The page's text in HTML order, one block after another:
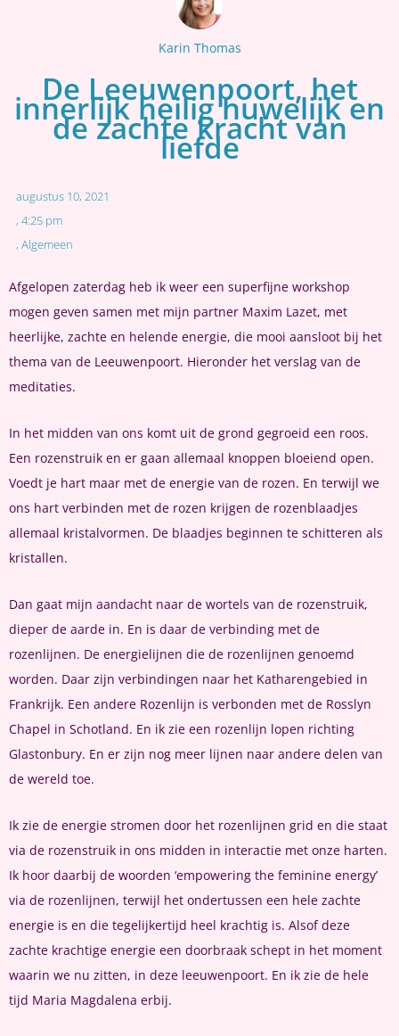
Karin Thomas
De Leeuwenpoort, het
innerlijk heilig huwelijk en
de zachte kracht van
liefde
augustus 10, 2021
, 4:25 pm
, Algemeen
Afgelopen zaterdag heb ik weer een superfijne workshop
mogen geven samen met mijn partner Maxim Lazet, met
heerlijke, zachte en helende energie, die mooi aansloot bij het
thema van de Leeuwenpoort. Hieronder het verslag van de
meditaties.
In het midden van ons komt uit de grond gegroeid een roos.
Een rozenstruik en er gaan allemaal knoppen bloeiend open.
Voedt je hart maar met de energie van de rozen. En terwijl we
ons hart verbinden met de rozen krijgen de rozenblaadjes
allemaal kristalvormen. De blaadjes beginnen te schitteren als
kristallen.
Dan gaat mijn aandacht naar de wortels van de rozenstruik,
dieper de aarde in. En is daar de verbinding met de
rozenlijnen. De energielijnen die de rozenlijnen genoemd
worden. Daar zijn verbindingen naar het Katharengebied in
Frankrijk. Een andere Rozenlijn is verbonden met de Rosslyn
Chapel in Schotland. En ik zie een rozenlijn lopen richting
Glastonbury. En er zijn nog meer lijnen naar andere delen van
de wereld toe.
Ik zie de energie stromen door het rozenlijnen grid en die staat
via de rozenstruik in ons midden in interactie met onze harten.
Ik hoor daarbij de woorden ‘empowering the feminine energy’
via de rozenlijnen, terwijl het ondertussen een hele zachte
energie is en die tegelijkertijd heel krachtig is. Alsof deze
zachte krachtige energie een doorbraak schept in het moment
waarin we nu zitten, in deze leeuwenpoort. En ik zie de hele
tijd Maria Magdalena erbij.